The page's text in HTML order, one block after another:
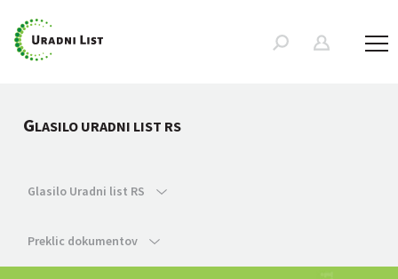
GLASILO URADNI LIST RS
Glasilo Uradni list RS
Preklic dokumentov